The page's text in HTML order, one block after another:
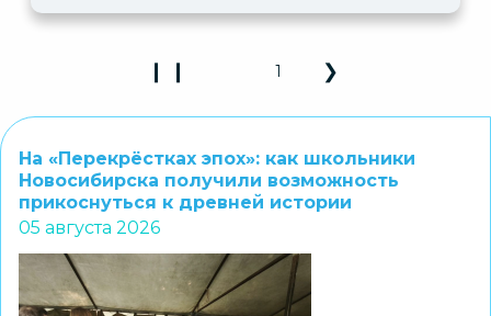
Play Pause 3D Carousel
❙ ❙
Previous Slide
2
Next Slide
❯
На «Перекрёстках эпох»: как школьники
Новосибирска получили возможность
прикоснуться к древней истории
05 августа 2026